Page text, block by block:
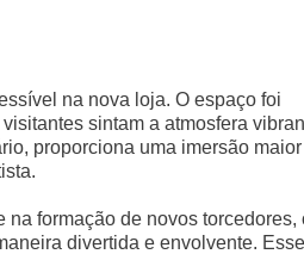
na nova loja. O espaço foi
sintam a atmosfera
proporciona uma imersão
formação de novos torcedores,
divertida e envolvente. Esse